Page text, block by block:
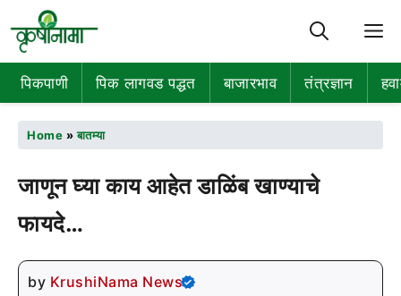
पिकपाणी पिक लागवड पद्धत बाजारभाव तंत्रज्ञान
Home »बातम्या
जाणून घ्या काय आहेत डाळिंब खाण्याचे
फायदे…
by KrushiNama News